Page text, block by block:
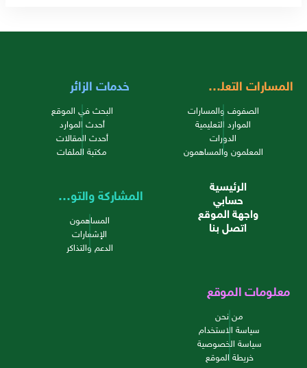
المسارات التعليمية
الصفوف والمسارات
الموارد التعليمية
الدورات
المعلمون والمساهمون
خدمات الزائر
البحث في الموقع
أحدث الموارد
أحدث المقالات
مكتبة الملفات
الرئيسية
حسابي
واجهة الموقع
اتصل بنا
المشاركة والتواصل
المساهمون
الإشعارات
الدعم والتذاكر
معلومات الموقع
من نحن
سياسة الاستخدام
سياسة الخصوصية
خريطة الموقع